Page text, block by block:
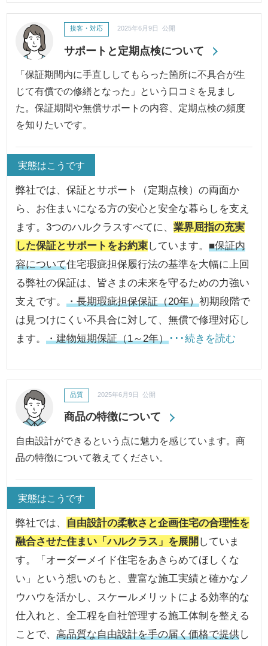
サポートと定期点検について
接客・対応 2025年6月9日 公開
「保証期間内に手直ししてもらった箇所に不具合が生
じて有償での修繕となった」という口コミを見まし
た。保証期間や無償サポートの内容、定期点検の頻度
を知りたいです。
実態はこうです
弊社では、保証とサポート（定期点検）の両面か
ら、お住まいになる方の安心と安全な暮らしを支え
ます。3つのハルクラスすべてに、業界屈指の充実
した保証とサポートをお約束しています。■保証内
容について住宅瑕疵担保履行法の基準を大幅に上回
る弊社の保証は、皆さまの未来を守るための力強い
支えです。・長期瑕疵担保保証（20年）初期段階で
は見つけにくい不具合に対して、無償で修理対応し
ます。・建物短期保証（1～2年）･･･続きを読む
商品の特徴について
品質 2025年6月9日 公開
自由設計ができるという点に魅力を感じています。商
品の特徴について教えてください。
実態はこうです
弊社では、 自由設計の柔軟さと企画住宅の合理性を
融合させた住まい「ハルクラス」を展開 していま
す。「オーダーメイド住宅をあきらめてほしくな
い」という想いのもと、豊富な施工実績と確かなノ
ウハウを活かし、スケールメリットによる効率的な
仕入れと、全工程を自社管理する施工体制を整える
ことで、高品質な自由設計を手の届く価格で提供し